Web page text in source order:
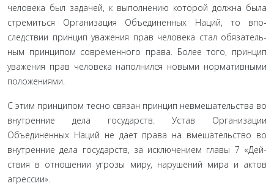
человека был задачей, к выполнению которой должна была
стремиться Организация Объединенных Наций, то впо­
следствии принцип уважения прав человека стал обязатель­
ным принципом современного права. Более того, принцип
уважения прав человека наполнился новыми нормативными
положениями.
С этим принципом тесно связан принцип невмеша­тельства во
внутренние дела государств. Устав Организации
Объединенных Наций не дает права на вмешательство во
внутренние дела государств, за исключением главы 7 «Дей­
ствия в отношении угрозы миру, нарушений мира и актов
агрессии».